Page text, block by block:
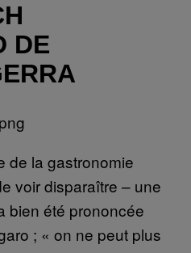
DE
de la gastronomie
voir disparaître – une
bien été prononcée
; « on ne peut plus